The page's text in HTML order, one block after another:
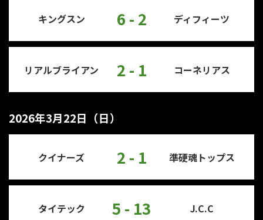
キングスン 6 - 2 ディフィーツ
リアルブライアン 2 - 1 コーネリアス
2026年3月22日（日）
クイナーズ 2 - 1 準硬魂トップス
タイテック 5 - 13 J.C.C